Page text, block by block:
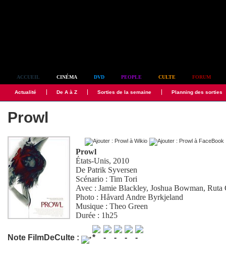
ACCUEIL CINÉMA DVD PEOPLE CULTE FORUM
Actualité De A à Z Sorties de la semaine Planning des sorties
Prowl
Prowl
États-Unis, 2010
DePatrik Syversen
Scénario :Tim Tori
Avec :Jamie Blackley,Joshua Bowman,Ruta
Photo :Håvard Andre Byrkjeland
Musique :Theo Green
Durée : 1h25
Note FilmDeCulte :